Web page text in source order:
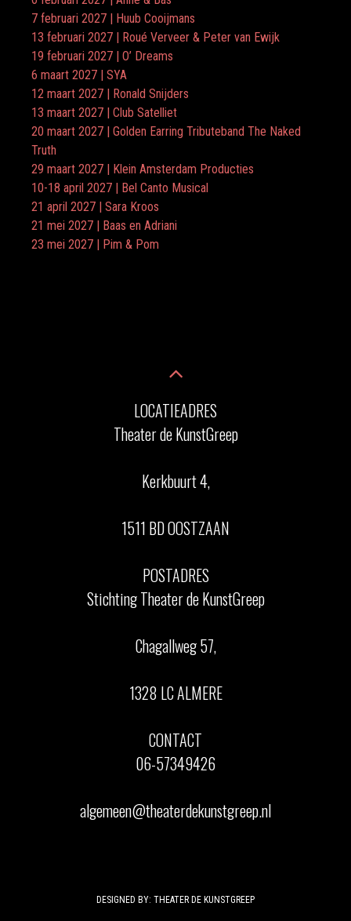
7 februari 2027 | Huub Cooijmans
13 februari 2027 | Roué Verveer & Peter van Ewijk
19 februari 2027 | O’ Dreams
6 maart 2027 | SYA
12 maart 2027 | Ronald Snijders
13 maart 2027 | Club Satelliet
20 maart 2027 | Golden Earring Tributeband The Naked
Truth
29 maart 2027 | Klein Amsterdam Producties
10-18 april 2027 | Bel Canto Musical
21 april 2027 | Sara Kroos
21 mei 2027 | Baas en Adriani
23 mei 2027 | Pim & Pom
LOCATIEADRES
Theater de KunstGreep
Kerkbuurt 4,
1511 BD OOSTZAAN
POSTADRES
Stichting Theater de KunstGreep
Chagallweg 57,
1328 LC ALMERE
CONTACT
06-57349426
algemeen@theaterdekunstgreep.nl
DESIGNED BY: THEATER DE KUNSTGREEP